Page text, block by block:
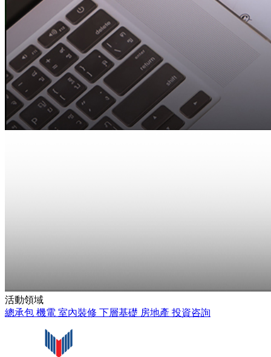
活動領域
總承包 機電 室內裝修 下層基礎 房地產 投資咨詢